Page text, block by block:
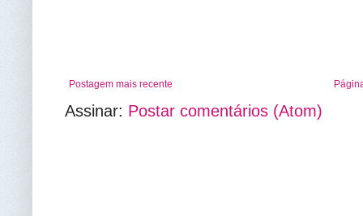
Postagem mais recente
Assinar: Postar comentários (Atom)